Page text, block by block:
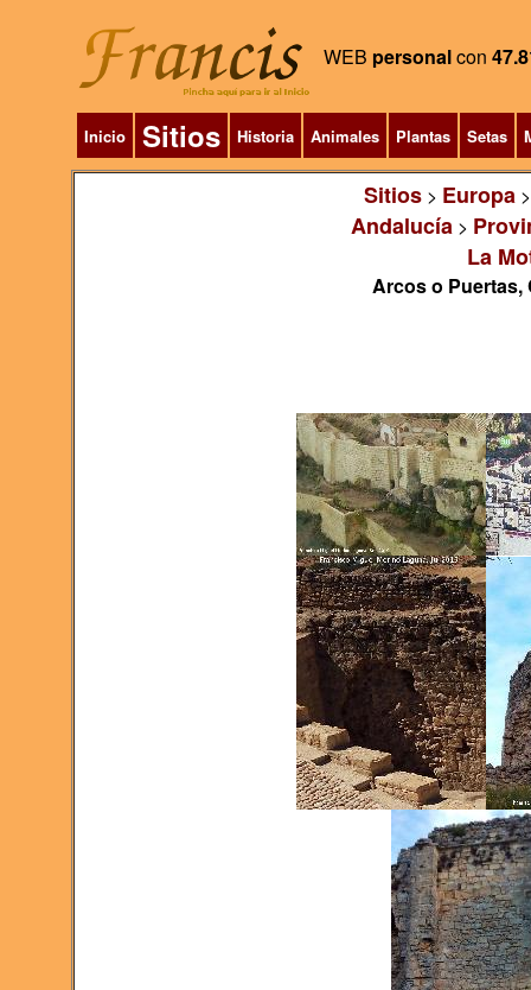
WEB personalcon
Inicio Sitios Historia Animales Plantas Setas
Sitios> Europa
Andalucía>
La
Arcos o Puertas,